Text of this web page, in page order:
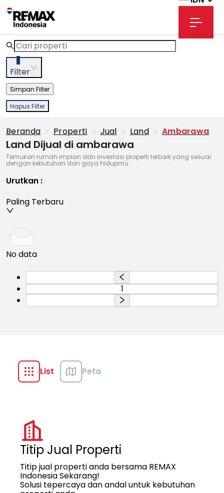
3
Filter
Simpan Filter
Hapus Filter
Beranda > Properti > Jual > Land > Ambarawa
Land Dijual di ambarawa
Temukan rumah impian dan investasi properti terbaik yang sesuai
dengan kebutuhan dan gaya hidupmu
Urutkan :
Paling Terbaru
No data
1
List Peta
Titip Jual Properti
Titip jual properti anda bersama REMAX
Indonesia Sekarang!
Solusi tepercaya dan andal untuk kebutuhan